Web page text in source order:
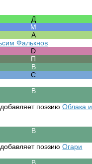
добавляет поэзиюОблака
добавляет поэзиюОгари